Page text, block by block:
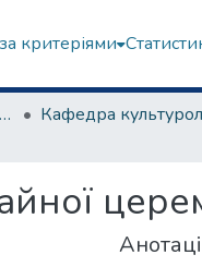
критеріями
Факультет культурології та соціальних комунікацій